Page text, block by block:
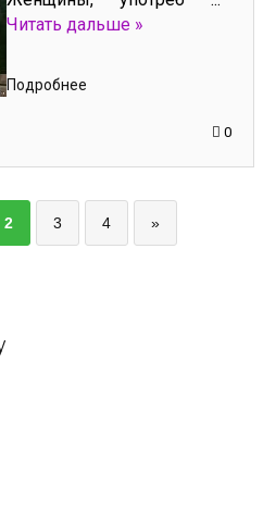
Читать дальше »
Подробнее
0
2 3 4 »